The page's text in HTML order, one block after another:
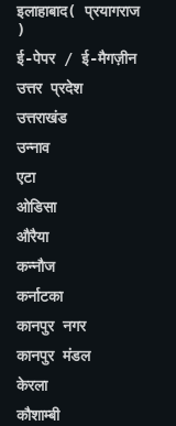
इलाहाबाद( प्रयागराज
)
ई-पेपर / ई-मैगज़ीन
उत्तर प्रदेश
उत्तराखंड
उन्नाव
एटा
ओडिसा
औरैया
कन्नौज
कर्नाटका
कानपुर नगर
कानपुर मंडल
केरला
कौशाम्बी